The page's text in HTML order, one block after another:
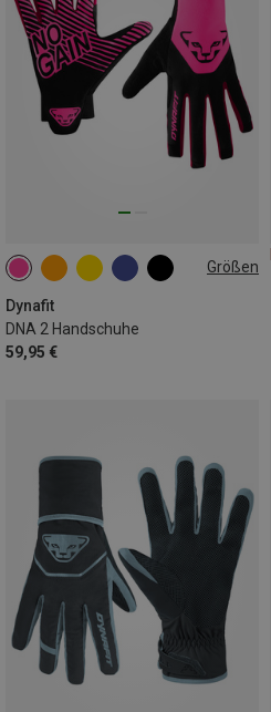
Größen
Dynafit
DNA 2 Handschuhe
59,95 €
S M L XL